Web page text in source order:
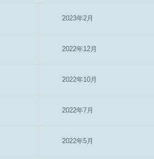
2023年2月
2022年12月
2022年10月
2022年7月
2022年5月